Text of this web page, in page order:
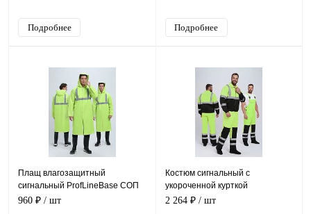
Подробнее Подробнее
Плащ влагозащитный
сигнальный ProfLineBase СОП
(ПВХ,180), желтый
960 ₽ / шт
Костюм сигнальный с
укороченной курткой
(тк.Смесовая,210) п/к, желтый/
2 264 ₽ / шт